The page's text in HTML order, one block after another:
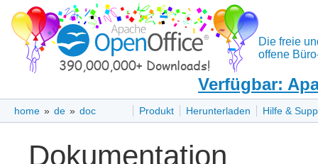
Die freie
offene
Verfügbar:
Produkt Herunterladen Hilfe &
home » de » doc
Dokumentation